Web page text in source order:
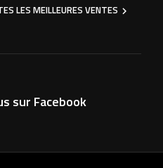
LES MEILLEURES VENTES 
sur Facebook